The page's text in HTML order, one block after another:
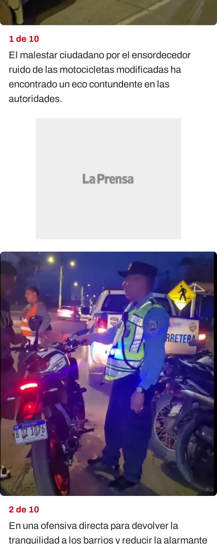
1 de 10
El malestar ciudadano por el ensordecedor
ruido de las motocicletas modificadas ha
encontrado un eco contundente en las
autoridades.
2 de 10
En una ofensiva directa para devolver la
tranquilidad a los barrios y reducir la alarmante